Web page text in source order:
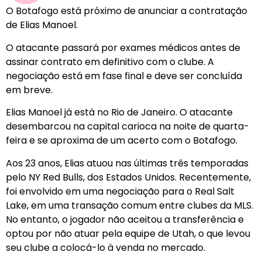
O Botafogo está próximo de anunciar a contratação
de Elias Manoel.
O atacante passará por exames médicos antes de
assinar contrato em definitivo com o clube. A
negociação está em fase final e deve ser concluída
em breve.
Elias Manoel já está no Rio de Janeiro. O atacante
desembarcou na capital carioca na noite de quarta-
feira e se aproxima de um acerto com o Botafogo.
Aos 23 anos, Elias atuou nas últimas três temporadas
pelo NY Red Bulls, dos Estados Unidos. Recentemente,
foi envolvido em uma negociação para o Real Salt
Lake, em uma transação comum entre clubes da MLS.
No entanto, o jogador não aceitou a transferência e
optou por não atuar pela equipe de Utah, o que levou
seu clube a colocá-lo à venda no mercado.